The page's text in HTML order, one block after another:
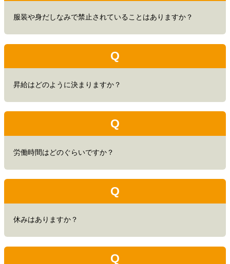
服装や身だしなみで禁止されていることはありますか？
Q
昇給はどのように決まりますか？
Q
労働時間はどのぐらいですか？
Q
休みはありますか？
Q